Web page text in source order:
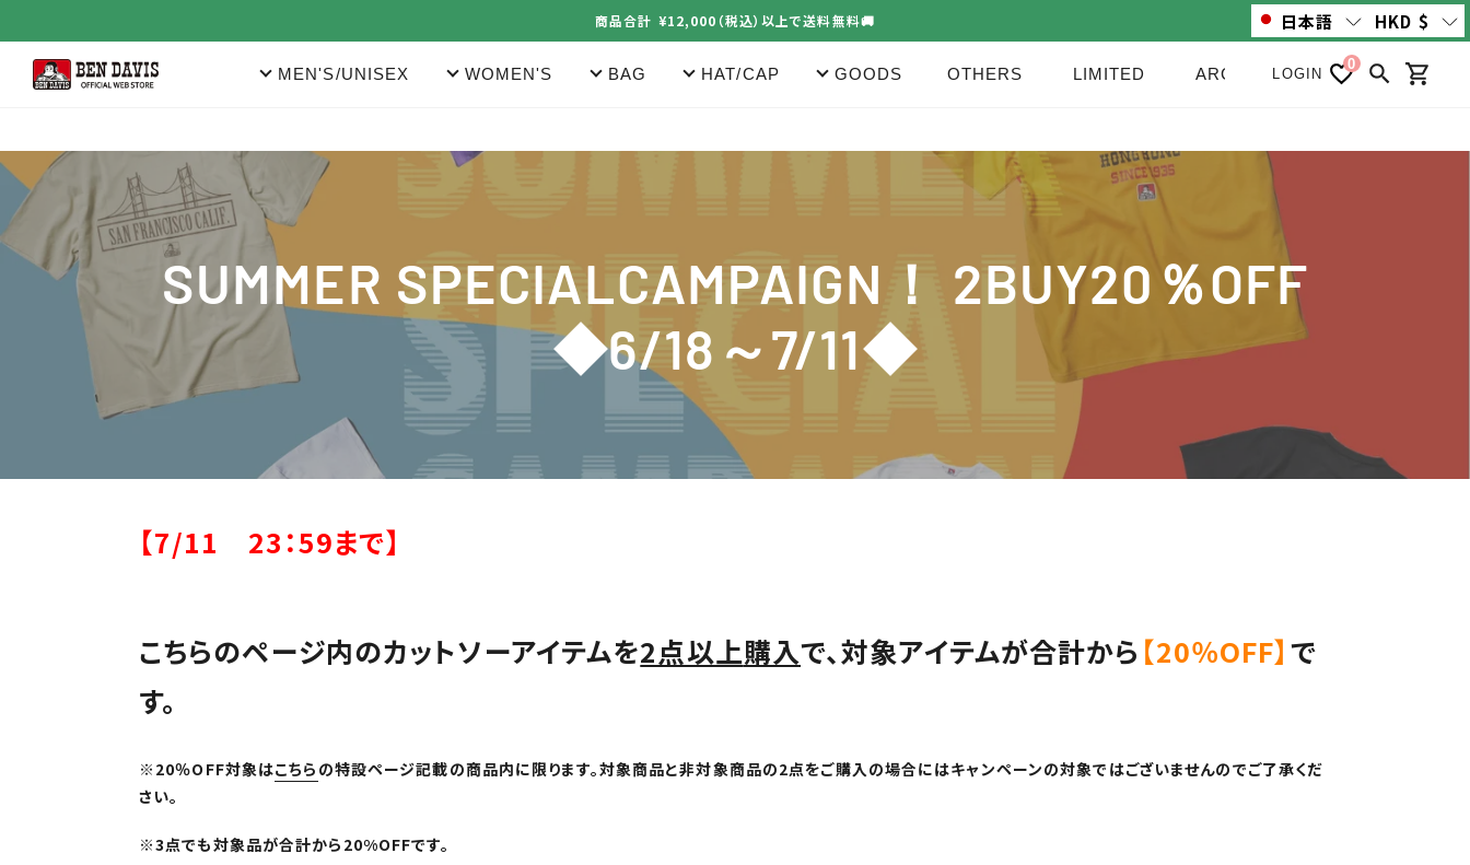
ス
キ
プ
す
商品合計 ¥12,000（税込）以上で送料無料🚚
MEN'S/UNISEX WOMEN'S BAG HAT/CAP GOODS OTHERS LIMITED ARCHIVE/SALE NEWS
LOGIN
0
検索 カート
HOME › SUMMER SPECIALCAMPAIGN！ 2BUY20％OFF ◆6/18～7/11◆
コ
レ
ク
シ
ョ
:
SUMMER SPECIALCAMPAIGN！ 2BUY20％OFF
◆6/18～7/11◆
【7/11 23：59まで】
こちらのページ内のカットソーアイテムを2点以上購入で、対象アイテムが合計から 【20％OFF】で
す。
※20％OFF対象はこちら の特設ページ記載の商品内に限ります。対象商品と非対象商品の2点をご購入の場合にはキャンペーンの対象ではございませんのでご了承くだ
さい。
※3点でも対象品が合計から20%OFFです。
日本語 HKD $